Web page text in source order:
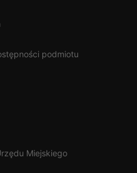
podmiotu
Miejskiego